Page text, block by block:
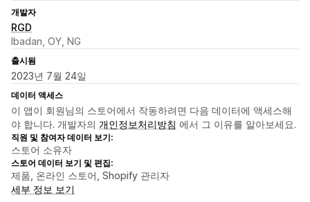
개발자
RGD
Ibadan, OY, NG
출시됨
2023년 7월 24일
데이터 액세스
이 앱이 회원님의 스토어에서 작동하려면 다음 데이터에 액세스해
야 합니다. 개발자의 개인정보처리방침 에서 그 이유를 알아보세요.
직원 및 참여자 데이터 보기:
스토어 소유자
스토어 데이터 보기 및 편집:
제품, 온라인 스토어, Shopify 관리자
세부 정보 보기